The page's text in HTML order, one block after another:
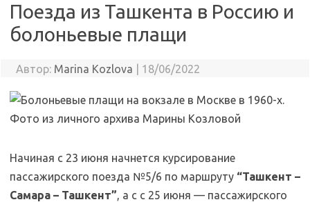
Поезда из Ташкента в Россию и
болоньевые плащи
Автор: Marina Kozlova 18/06/2022
Начиная с 23 июня начнется курсирование
пассажирского поезда №5/6 по маршруту “Ташкент –
Самара – Ташкент”, а с с 25 июня — пассажирского